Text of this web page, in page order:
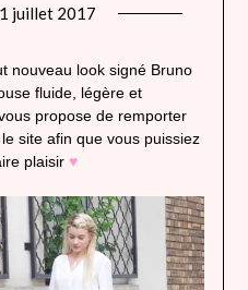
juillet 2017
heavenly
nouveau look signé Bruno
fluide, légère et
propose de remporter
site afin que vous puissiez
plaisir ♥